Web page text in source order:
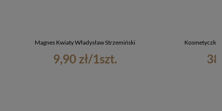
Magnes Kwiaty Władysław Strzemiński
9,90 zł/1szt.
Kosmetyczka